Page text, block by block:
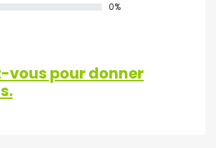
0%
vous pour donner